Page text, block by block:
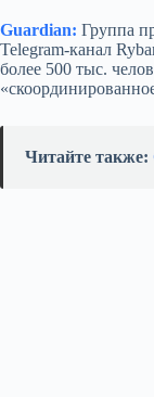
Guardian: Группа
Telegram‑канал
более 500 тыс.
Читайте также: